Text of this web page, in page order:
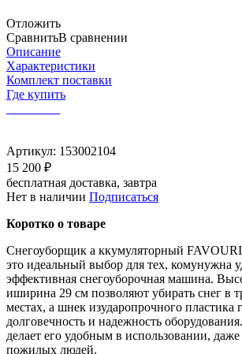
Отложить
СравнитьВ сравнении
Описание
Характеристики
Комплект поставки
Где купить
Артикул: 153002104
15 200 ₽
бесплатная доставка, завтра
Нет в наличии Подписаться
Коротко о товаре
Снегоуборщик а ккумуляторный
это идеальный выбор для тех, комунужна
эффективная снегоуборочная машина.
иширина 29 см позволяют убирать снег в
местах, а шнек изударопрочного пластика
долговечность и надежность
делает его удобным в использовании,
пожилых людей.